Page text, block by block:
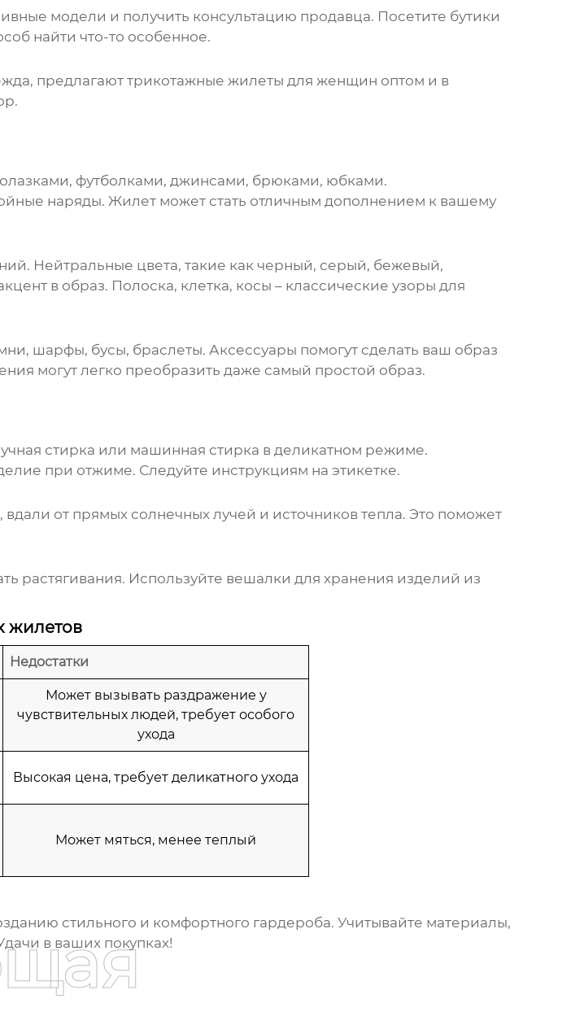
модели и получить консультацию продавца. Посетите бутики
найти что-то особенное.
, предлагают трикотажные жилеты для женщин оптом и в
футболками, джинсами, брюками, юбками.
наряды. Жилет может стать отличным дополнением к вашему
Нейтральные цвета, такие как черный, серый, бежевый,
в образ. Полоска, клетка, косы – классические узоры для
шарфы, бусы, браслеты. Аксессуары помогут сделать ваш образ
могут легко преобразить даже самый простой образ.
стирка или машинная стирка в деликатном режиме.
при отжиме. Следуйте инструкциям на этикетке.
от прямых солнечных лучей и источников тепла. Это поможет
растягивания. Используйте вешалки для хранения изделий из
жилетов
Недостатки
Может вызывать раздражение у
чувствительных людей, требует особого
ухода
Высокая цена, требует деликатного ухода
Может мяться, менее теплый
стильного и комфортного гардероба. Учитывайте материалы,
в ваших покупках!